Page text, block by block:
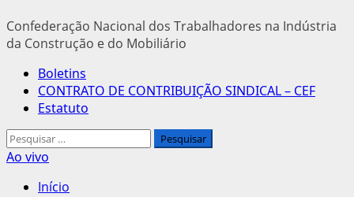
Confederação Nacional dos Trabalhadores na Indústria
da Construção e do Mobiliário
Menu
principal
Boletins
CONTRATO DE CONTRIBUIÇÃO SINDICAL – CEF
Estatuto
Pesquisar
por:
Ao vivo
Início